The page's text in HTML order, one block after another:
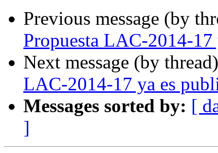
Previous message (by
Propuesta LAC-2014-17
Next message (by
LAC-2014-17 ya es
Messages sorted by: [
]